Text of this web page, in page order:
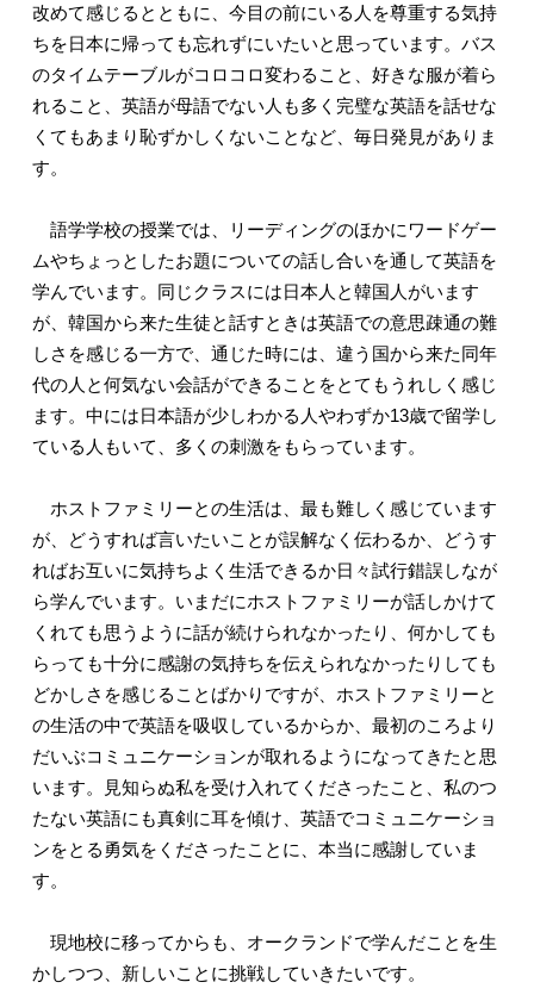
改めて感じるとともに、今目の前にいる人を尊重する気持
ちを日本に帰っても忘れずにいたいと思っています。バス
のタイムテーブルがコロコロ変わること、好きな服が着ら
れること、英語が母語でない人も多く完璧な英語を話せな
くてもあまり恥ずかしくないことなど、毎日発見がありま
す。
語学学校の授業では、リーディングのほかにワードゲー
ムやちょっとしたお題についての話し合いを通して英語を
学んでいます。同じクラスには日本人と韓国人がいます
が、韓国から来た生徒と話すときは英語での意思疎通の難
しさを感じる一方で、通じた時には、違う国から来た同年
代の人と何気ない会話ができることをとてもうれしく感じ
ます。中には日本語が少しわかる人やわずか13歳で留学し
ている人もいて、多くの刺激をもらっています。
ホストファミリーとの生活は、最も難しく感じています
が、どうすれば言いたいことが誤解なく伝わるか、どうす
ればお互いに気持ちよく生活できるか日々試行錯誤しなが
ら学んでいます。いまだにホストファミリーが話しかけて
くれても思うように話が続けられなかったり、何かしても
らっても十分に感謝の気持ちを伝えられなかったりしても
どかしさを感じることばかりですが、ホストファミリーと
の生活の中で英語を吸収しているからか、最初のころより
だいぶコミュニケーションが取れるようになってきたと思
います。見知らぬ私を受け入れてくださったこと、私のつ
たない英語にも真剣に耳を傾け、英語でコミュニケーショ
ンをとる勇気をくださったことに、本当に感謝していま
す。
現地校に移ってからも、オークランドで学んだことを生
かしつつ、新しいことに挑戦していきたいです。